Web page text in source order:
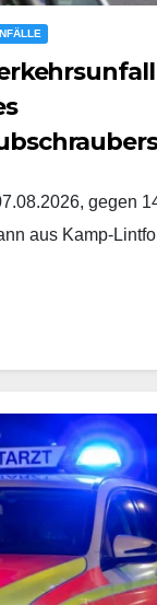
gegen
aus Kamp-